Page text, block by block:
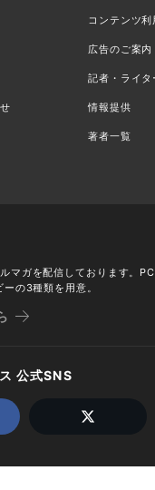
コンテンツ
広告のご案内
記者・ライタ
情報提供
著者一覧
マガを配信しております。
の3種類を用意。
公式SNS